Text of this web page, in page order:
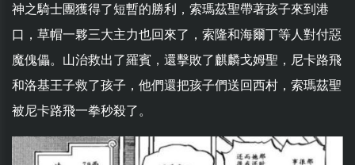
神之騎士團獲得了短暫的勝利，索瑪茲聖帶著孩子來到港
口，草帽一夥三大主力也回來了，索隆和海爾丁等人對付惡
魔傀儡。山治救出了羅賓，還擊敗了麒麟戈姆聖，尼卡路飛
和洛基王子救了孩子，他們還把孩子們送回西村，索瑪茲聖
被尼卡路飛一拳秒殺了。